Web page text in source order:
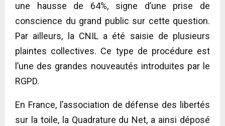
une hausse de 64%, signe d’une prise de
conscience du grand public sur cette question.
Par ailleurs, la CNIL a été saisie de plusieurs
plaintes collectives. Ce type de procédure est
l’une des grandes nouveautés introduites par le
RGPD.
En France, l’association de défense des libertés
sur la toile, la Quadrature du Net, a ainsi déposé